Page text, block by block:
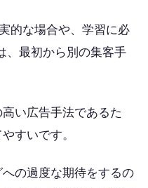
的な場合や、学習に必
、最初から別の集客手
い広告手法であるた
すいです。
の過度な期待をするの